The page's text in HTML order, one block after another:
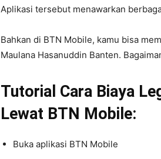
Aplikasi tersebut menawarkan
Bahkan di BTN Mobile, kamu bisa
Maulana Hasanuddin Banten.
Tutorial Cara Biaya
Lewat BTN Mobile:
Buka aplikasi BTN Mobile